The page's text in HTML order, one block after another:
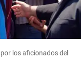
los aficionados del